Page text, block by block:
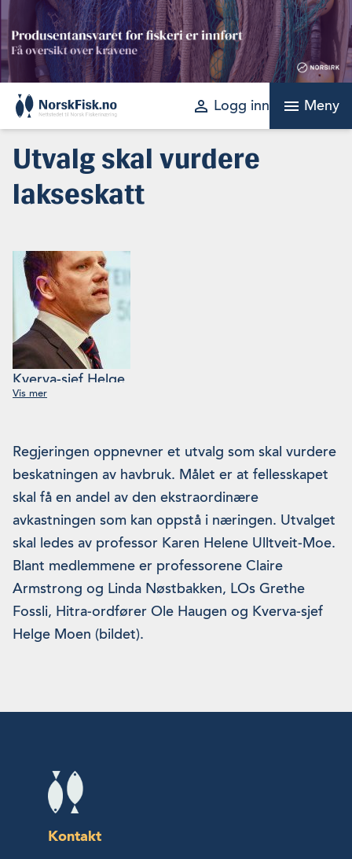
Skip
to
content
perm_identity Logg inn menu Meny
Utvalg skal vurdere
lakseskatt
Kverva-sjef Helge
Moen er et av
det vi heretter vil
kalle «Ulltveit-
Moe»-utvalget.
(Foto: NASF)
Regjeringen oppnevner et utvalg som skal vurdere
beskatningen av havbruk. Målet er at fellesskapet
skal få en andel av den ek­straordinære
avkastningen som kan oppstå i næringen. Utvalget
skal ledes av professor Karen Helene Ulltveit-Moe.
Blant medlem­mene er professorene Claire
Armstrong og Linda Nøstbakken, LOs Grethe
Fossli, Hitra-ordfører Ole Haugen og Kverva-sjef
Helge Moen (bildet).
Kontakt